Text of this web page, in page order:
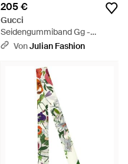
205 €
Gucci
Seidengummiband Gg -
Mettallic
VonJulian Fashion